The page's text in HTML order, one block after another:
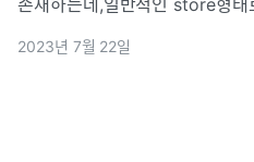
존재하는데,일반적인 store형
이루어진 recoil이 있다.recoil
2023년 7월 22일